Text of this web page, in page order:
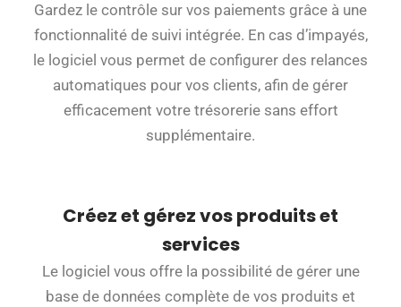
Gardez le contrôle sur vos paiements grâce à une
fonctionnalité de suivi intégrée. En cas d’impayés,
le logiciel vous permet de configurer des relances
automatiques pour vos clients, afin de gérer
efficacement votre trésorerie sans effort
supplémentaire.
Créez et gérez vos produits et
services
Le logiciel vous offre la possibilité de gérer une
base de données complète de vos produits et